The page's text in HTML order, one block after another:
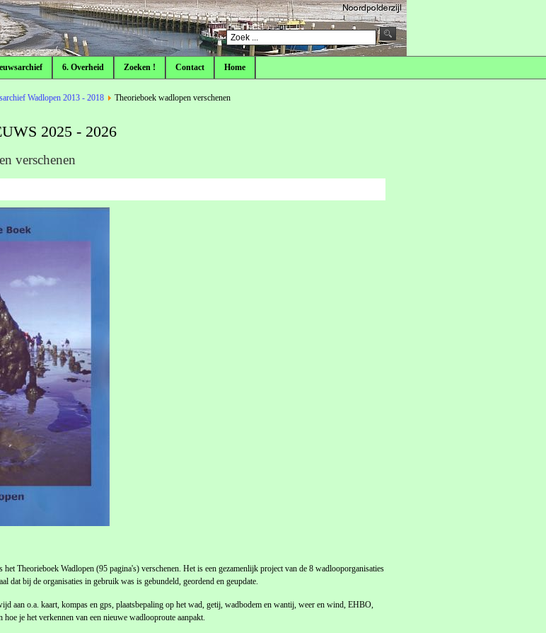
6. Overheid Zoeken ! Contact Home
Wadlopen 2013 - 2018 Theorieboek wadlopen verschenen
2025 - 2026
verschenen
Theorieboek Wadlopen (95 pagina's) verschenen. Het is een gezamenlijk project van de 8 wadlooporganisaties
dat bij de organisaties in gebruik was is gebundeld, geordend en geupdate.
aan o.a. kaart, kompas en gps, plaatsbepaling op het wad, getij, wadbodem en wantij, weer en wind, EHBO,
hoe je het verkennen van een nieuwe wadlooproute aanpakt.